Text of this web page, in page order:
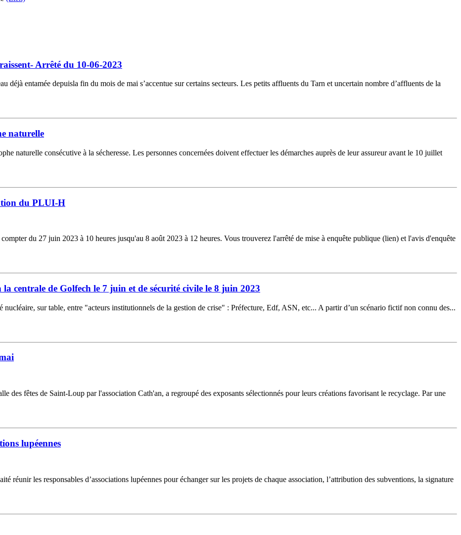
Arrêté du 10-06-2023
déjà entamée depuisla fin du mois de mai s’accentue sur certains secteurs. Les petits affluents du Tarn et uncertain nombre d’affluents de la
naturelle
naturelle consécutive à la sécheresse. Les personnes concernées doivent effectuer les démarches auprès de leur assureur avant le 10 juillet
du PLUI-H
du 27 juin 2023 à 10 heures jusqu'au 8 août 2023 à 12 heures. Vous trouverez l'arrêté de mise à enquête publique (lien) et l'avis d'enquête
centrale de Golfech le 7 juin et de sécurité civile le 8 juin 2023
sur table, entre "acteurs institutionnels de la gestion de crise" : Préfecture, Edf, ASN, etc... A partir d’un scénario fictif non connu des...
des fêtes de Saint-Loup par l'association Cath'an, a regroupé des exposants sélectionnés pour leurs créations favorisant le recyclage. Par une
lupéennes
réunir les responsables d’associations lupéennes pour échanger sur les projets de chaque association, l’attribution des subventions, la signature